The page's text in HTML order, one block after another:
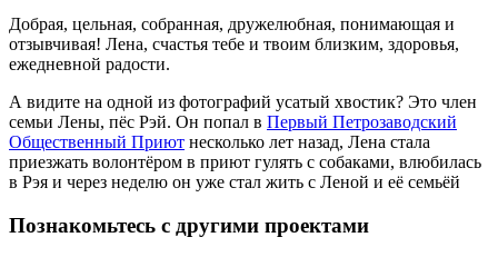
Добрая, цельная, собранная, дружелюбная, понимающая и
отзывчивая! Лена, счастья тебе и твоим близким, здоровья,
ежедневной радости.
А видите на одной из фотографий усатый хвостик? Это член
семьи Лены, пёс Рэй. Он попал в Первый Петрозаводский
Общественный Приют несколько лет назад, Лена стала
приезжать волонтёром в приют гулять с собаками, влюбилась
в Рэя и через неделю он уже стал жить с Леной и её семьёй
Познакомьтесь с другими проектами